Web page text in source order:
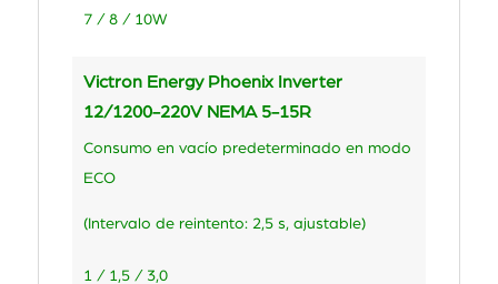
7 / 8 / 10W
Victron Energy Phoenix Inverter
12/1200-220V NEMA 5-15R
Consumo en vacío predeterminado en modo
ECO
(Intervalo de reintento: 2,5 s, ajustable)
1 / 1,5 / 3,0